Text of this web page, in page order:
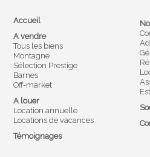
Accueil
A vendre
Tous les biens
Montagne
Sélection Prestige
Barnes
Off-market
A louer
Location annuelle
Locations de vacances
Témoignages